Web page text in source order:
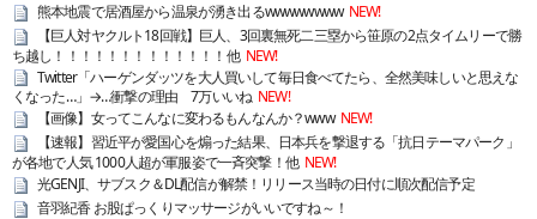
熊本地震で居酒屋から温泉が湧き出るwwwwwwww NEW!
【巨人対ヤクルト18回戦】巨人、3回裏無死二三塁から笹原の2点タイムリーで勝
ち越し！！！！！！！！！！！！！他 NEW!
Twitter「ハーゲンダッツを大人買いして毎日食べてたら、全然美味しいと思えな
くなった…」→…衝撃の理由 7万いいね NEW!
【画像】女ってこんなに変わるもんなんか？www NEW!
【速報】習近平が愛国心を煽った結果、日本兵を撃退する「抗日テーマパーク」
が各地で人気 1000人超が軍服姿で一斉突撃！他 NEW!
光GENJI、サブスク＆DL配信が解禁！リリース当時の日付に順次配信予定
音羽紀香 お股ぱっくりマッサージがいいですね～！